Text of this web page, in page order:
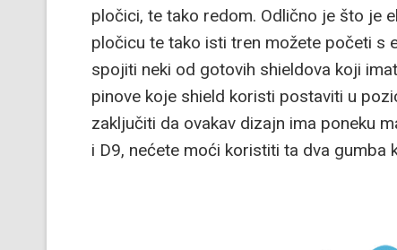
pločici, te tako redom. Odlično je što je
pločicu te tako isti tren možete početi s
spojiti neki od gotovih shieldova koji
pinove koje shield koristi postaviti u
zaključiti da ovakav dizajn ima poneku
i D9, nećete moći koristiti ta dva